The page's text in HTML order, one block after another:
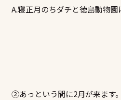
A.寝正月のちダチと徳島動物
②あっという間に2月が来ます